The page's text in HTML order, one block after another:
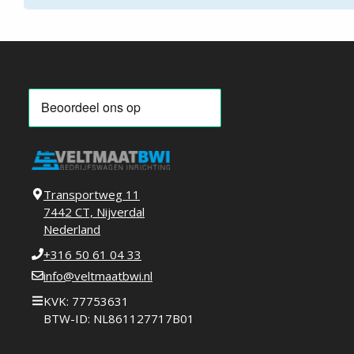
Transportweg 11
7442 CT, Nijverdal
Nederland
+316 50 61 04 33
info@veltmaatbwi.nl
KVK: 77753631
BTW-ID: NL861127717B01